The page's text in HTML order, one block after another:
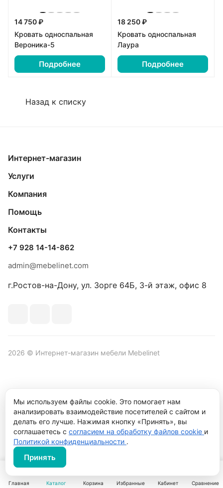
14 750 ₽
Кровать односпальная
Вероника-5
Подробнее
18 250 ₽
Кровать односпальная
Лаура
Подробнее
Назад к списку
Интернет-магазин
Услуги
Компания
Помощь
Контакты
+7 928 14-14-862
admin@mebelinet.com
г.Ростов-на-Дону, ул. Зорге 64Б, 3-й этаж, офис 8
2026 © Интернет-магазин мебели Mebelinet
Политика обработки персональных данных
конфиденциальности
Продвижение сайта студияРекламный контент
Главная Каталог Корзина Избранные Кабинет Сравнение
Мы используем файлы cookie. Это помогает нам
анализировать взаимодействие посетителей с сайтом и
делать его лучше. Нажимая кнопку «Принять», вы
соглашаетесь с согласием на обработку файлов cookie и
Политикой конфиденциальности .
Принять